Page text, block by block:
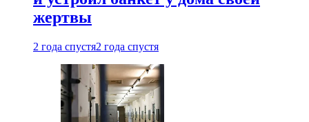
жертвы
2 года спустя2 года спустя